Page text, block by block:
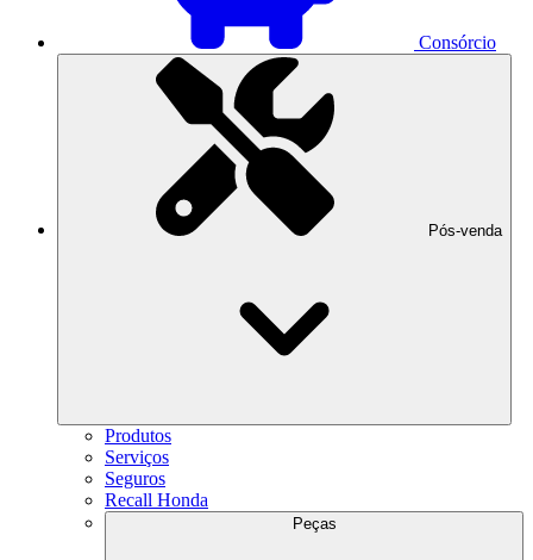
Consórcio
Pós-venda
Produtos
Serviços
Seguros
Recall Honda